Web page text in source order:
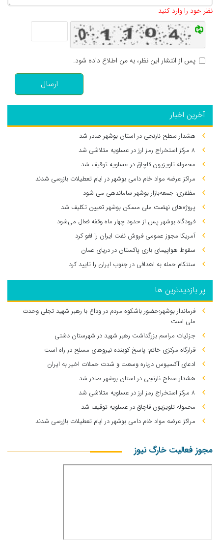
نظر خود را وارد کنید
پس از انتشار این نظر، به من اطلاع داده شود.
ارسال
آخرین اخبار
هشدار سطح نارنجی در استان بوشهر صادر شد
۸ مرکز استخراج رمز ارز در عسلویه متلاشی شد
محموله تلویزیون قاچاق در عسلویه توقیف شد
مراکز عرضه مواد خام دامی بوشهر در ایام تعطیلات بازرسی شدند
مظفری: جمعه‌بازار بوشهر ساماندهی می‌ شود
پروژه‌های نهضت ملی مسکن بوشهر تعیین تکلیف شد
فرودگاه بوشهر پس از حدود چهار ماه وقفه فعال می‌شود
آمریکا مجوز عمومی فروش نفت ایران را لغو کرد
سقوط هواپیمای باری پاکستان در دریای عمان
سنتکام حمله به اهدافی در جنوب ایران را تایید کرد
پر بازدیدترین ها
فرماندار بوشهر:حضور باشکوه مردم در وداع با رهبر شهید تجلی وحدت
ملی است
جزئیات مراسم بزرگداشت رهبر شهید در شهرستان دشتی
قرارگاه مرکزی خاتم: پاسخ کوبنده نیروهای مسلح در راه است
ادعای آکسیوس درباره وسعت و شدت حملات اخیر به ایران
هشدار سطح نارنجی در استان بوشهر صادر شد
۸ مرکز استخراج رمز ارز در عسلویه متلاشی شد
محموله تلویزیون قاچاق در عسلویه توقیف شد
مراکز عرضه مواد خام دامی بوشهر در ایام تعطیلات بازرسی شدند
مجوز فعالیت خارگ نیوز